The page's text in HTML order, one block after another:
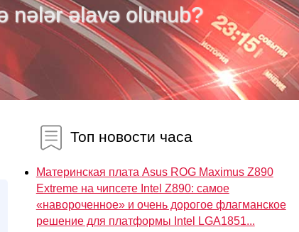
nələr əlavə olunub?
Топ новости часа
Материнская плата Asus ROG Maximus Z890
Extreme на чипсете Intel Z890: самое
«навороченное» и очень дорогое флагманское
решение для платформы Intel LGA1851...